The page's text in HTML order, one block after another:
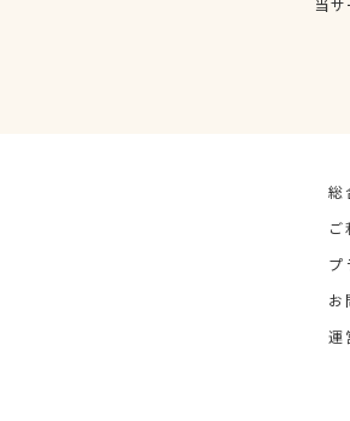
当
総
ご
プ
お
運